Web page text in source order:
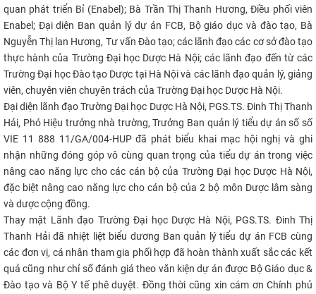
quan phát triển Bỉ (Enabel); Bà Trần Thị Thanh Hương, Điều phối viên
Enabel; Đại diện Ban quản lý dự án FCB, Bộ giáo dục và đào tạo, Bà
Nguyễn Thị lan Hương, Tư vấn Đào tạo; các lãnh đạo các cơ sở đào tạo
thực hành của Trường Đại học Dược Hà Nội; các lãnh đạo đến từ các
Trường Đại học Đào tạo Dược tại Hà Nội và các lãnh đạo quản lý, giảng
viên, chuyên viên chuyên trách của Trường Đại học Dược Hà Nội.
Đại diện lãnh đạo Trường Đại học Dược Hà Nội, PGS.TS. Đinh Thị Thanh
Hải, Phó Hiệu trưởng nhà trường, Trưởng Ban quản lý tiểu dự án số số
VIE 11 888 11/GA/004-HUP đã phát biểu khai mạc hội nghị và ghi
nhận những đóng góp vô cùng quan trọng của tiểu dự án trong việc
nâng cao năng lực cho các cán bộ của Trường Đại học Dược Hà Nội,
đặc biệt nâng cao năng lực cho cán bộ của 2 bộ môn Dược lâm sàng
và dược cộng đồng.
Thay mặt Lãnh đạo Trường Đại học Dược Hà Nội, PGS.TS. Đinh Thị
Thanh Hải đã nhiệt liệt biểu dương Ban quản lý tiểu dự án FCB cùng
các đơn vị, cá nhân tham gia phối hợp đã hoàn thành xuất sắc các kết
quả cũng như chỉ số đánh giá theo văn kiện dự án được Bộ Giáo dục &
Đào tạo và Bộ Y tế phê duyệt. Đồng thời cũng xin cám ơn Chính phủ